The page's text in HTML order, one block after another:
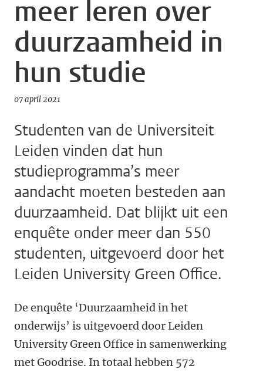
meer leren over
duurzaamheid in
hun studie
07 april 2021
Studenten van de Universiteit
Leiden vinden dat hun
studieprogramma’s meer
aandacht moeten besteden aan
duurzaamheid. Dat blijkt uit een
enquête onder meer dan 550
studenten, uitgevoerd door het
Leiden University Green Office.
De enquête ‘Duurzaamheid in het
onderwijs’ is uitgevoerd door Leiden
University Green Office in samenwerking
met Goodrise. In totaal hebben 572